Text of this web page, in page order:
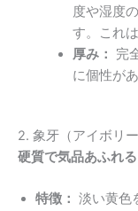
度や湿度
す。これ
厚み：
完
に個性が
2. 象牙（アイボリー
硬質で気品あふれ
特徴： 淡い黄色